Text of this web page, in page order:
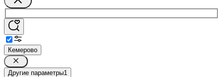
Кемерово
Другие параметры1